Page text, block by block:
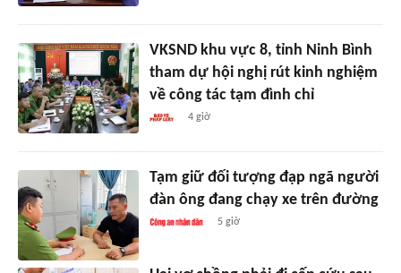
VKSND khu vực 8, tỉnh Ninh Bình
tham dự hội nghị rút kinh nghiệm
về công tác tạm đình chỉ
4 giờ
Tạm giữ đối tượng đạp ngã người
đàn ông đang chạy xe trên đường
5 giờ